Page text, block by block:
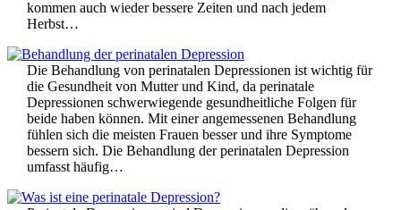
kommen auch wieder bessere Zeiten und nach jedem
Herbst…
Die Behandlung von perinatalen Depressionen ist wichtig für
die Gesundheit von Mutter und Kind, da perinatale
Depressionen schwerwiegende gesundheitliche Folgen für
beide haben können. Mit einer angemessenen Behandlung
fühlen sich die meisten Frauen besser und ihre Symptome
bessern sich. Die Behandlung der perinatalen Depression
umfasst häufig…